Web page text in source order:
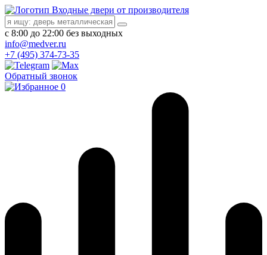
Входные двери от производителя
с 8:00 до 22:00 без выходных
info@medver.ru
+7 (495) 374-73-35
Обратный звонок
0